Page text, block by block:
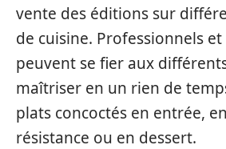
vente des éditions sur
de cuisine. Professionnels
peuvent se fier aux
maîtriser en un rien de
plats concoctés en entrée,
résistance ou en dessert.